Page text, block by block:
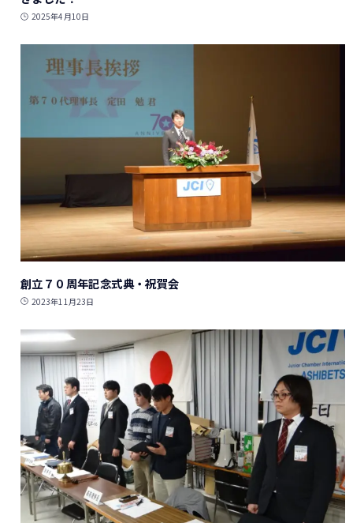
2025年4月10日
創立７０周年記念式典・祝賀会
2023年11月23日